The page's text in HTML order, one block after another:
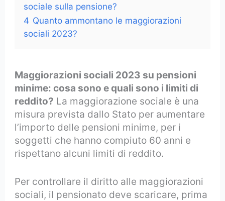
sociale sulla pensione?
4 Quanto ammontano le maggiorazioni
sociali 2023?
Maggiorazioni sociali 2023 su pensioni
minime: cosa sono e quali sono i limiti di
reddito? La maggiorazione sociale è una
misura prevista dallo Stato per aumentare
l’importo delle pensioni minime, per i
soggetti che hanno compiuto 60 anni e
rispettano alcuni limiti di reddito.
Per controllare il diritto alle maggiorazioni
sociali, il pensionato deve scaricare, prima